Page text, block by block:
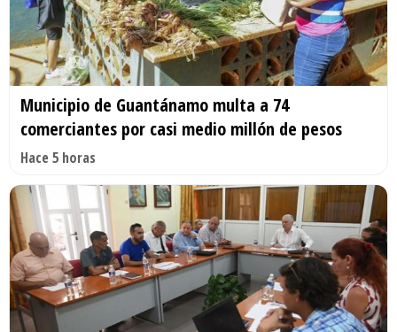
Municipio de Guantánamo multa a 74
comerciantes por casi medio millón de pesos
Hace 5 horas